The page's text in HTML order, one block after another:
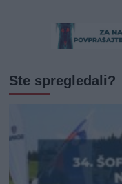
Ste spregledali?